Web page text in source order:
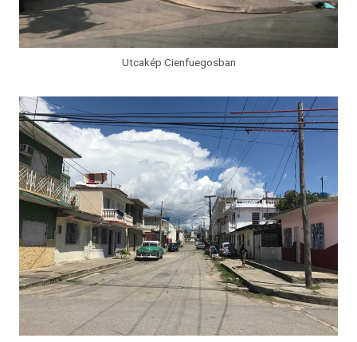
Utcakép Cienfuegosban